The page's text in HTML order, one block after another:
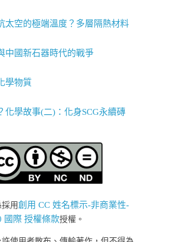
太空的極端溫度？多層隔熱材料
中國新石器時代的戰爭
學物質
化學故事(二)：化身SCG永續磚
用創用 CC 姓名標示-非商業性-
國際 授權條款授權。